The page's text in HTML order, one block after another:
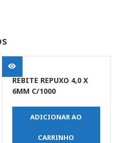
REBITE REPUXO 4,0 X
6MM C/1000
ADICIONAR AO
CARRINHO